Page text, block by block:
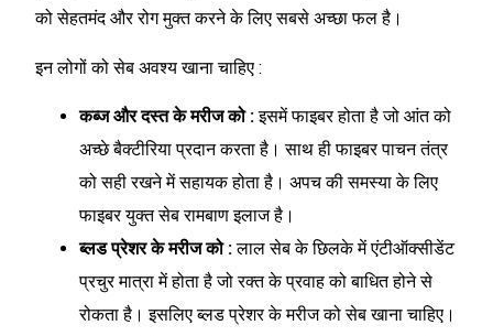
को सेहतमंद और रोग मुक्त करने के लिए सबसे अच्छा फल है।
इन लोगों को सेब अवश्य खाना चाहिए :
कब्ज और दस्त के मरीज को :इसमें फाइबर होता है जो आंत को
अच्छे बैक्टीरिया प्रदान करता है। साथ ही फाइबर पाचन तंत्र
को सही रखने में सहायक होता है। अपच की समस्या के लिए
फाइबर युक्त सेब रामबाण इलाज है।
ब्लड प्रेशर के मरीज को :लाल सेब के छिलके में एंटीऑक्सीडेंट
प्रचुर मात्रा में होता है जो रक्त के प्रवाह को बाधित होने से
रोकता है। इसलिए ब्लड प्रेशर के मरीज को सेब खाना चाहिए।